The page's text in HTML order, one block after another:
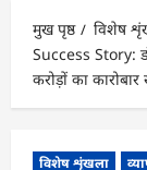
मुख पृष्ठ
विशेष
Success Story:
करोड़ों का
विशेष शृंखला